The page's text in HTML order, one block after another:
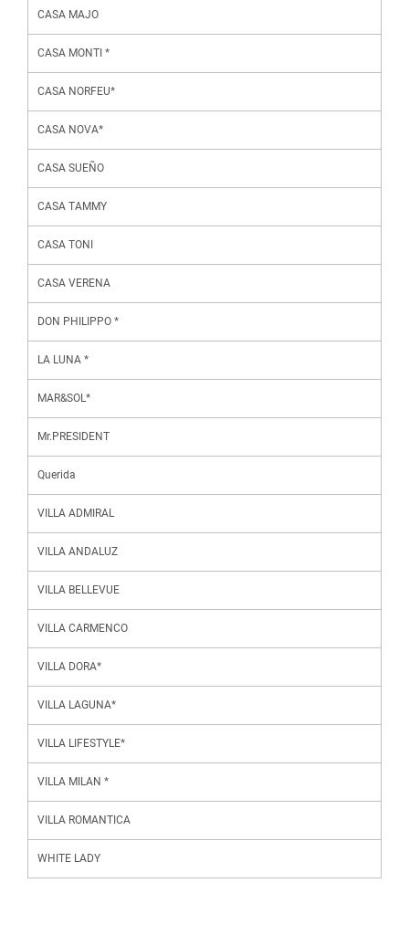
CASA MAJO
CASA MONTI *
CASA NORFEU*
CASA NOVA*
CASA SUEÑO
CASA TAMMY
CASA TONI
CASA VERENA
DON PHILIPPO *
LA LUNA *
MAR&SOL*
Mr.PRESIDENT
Querida
VILLA ADMIRAL
VILLA ANDALUZ
VILLA BELLEVUE
VILLA CARMENCO
VILLA DORA*
VILLA LAGUNA*
VILLA LIFESTYLE*
VILLA MILAN *
VILLA ROMANTICA
WHITE LADY